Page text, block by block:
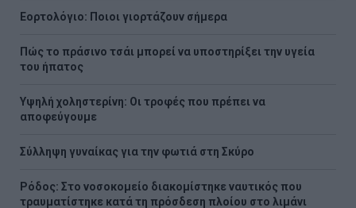
Εορτολόγιο: Ποιοι γιορτάζουν σήμερα
Πώς το πράσινο τσάι μπορεί να υποστηρίξει την υγεία
του ήπατος
Υψηλή χοληστερίνη: Οι τροφές που πρέπει να
αποφεύγουμε
Σύλληψη γυναίκας για την φωτιά στη Σκύρο
Ρόδος: Στο νοσοκομείο διακομίστηκε ναυτικός που
τραυματίστηκε κατά τη πρόσδεση πλοίου στο λιμάνι